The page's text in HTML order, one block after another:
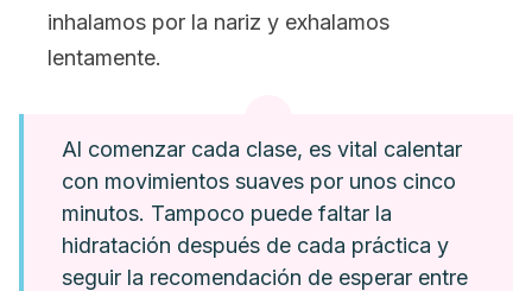
inhalamos por la nariz y exhalamos
lentamente.
Al comenzar cada clase, es vital calentar
con movimientos suaves por unos cinco
minutos. Tampoco puede faltar la
hidratación después de cada práctica y
seguir la recomendación de esperar entre